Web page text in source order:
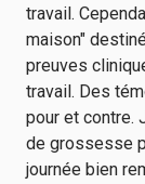
travail.
maison"
preuves
travail. Des
pour et contre.
de grossesse
journée bien